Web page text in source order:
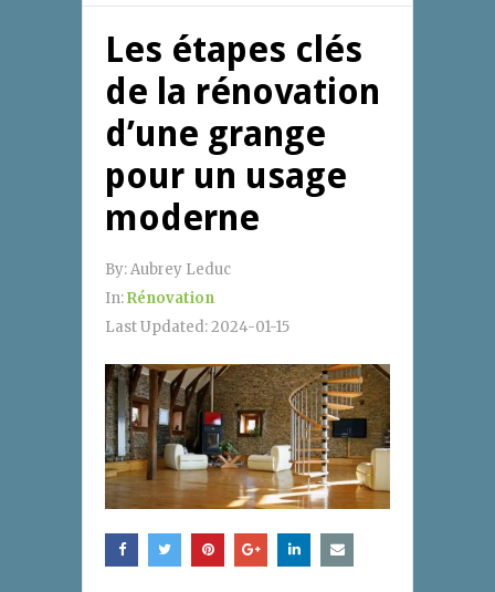
Les étapes clés
de la rénovation
d’une grange
pour un usage
moderne
By:Aubrey Leduc
In:Rénovation
Last Updated:2024-01-15